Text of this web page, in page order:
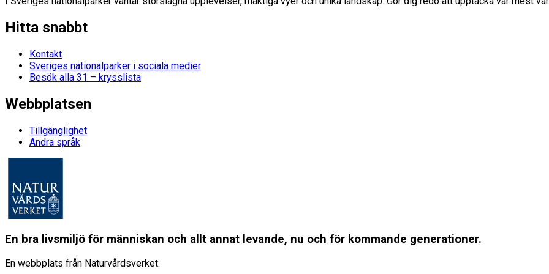
Hitta snabbt
Kontakt
Sveriges nationalparker i sociala medier
Besök alla 31 – krysslista
Webbplatsen
Tillgänglighet
Andra språk
En bra livsmiljö för människan och allt annat levande, nu och för kommande generationer.
En webbplats från Naturvårdsverket.